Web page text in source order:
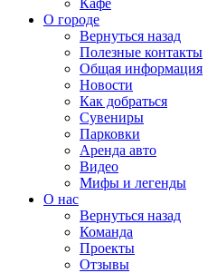
О городе
Вернуться назад
Полезные контакты
Общая информация
Новости
Как добраться
Сувениры
Парковки
Аренда авто
Видео
Мифы и легенды
О нас
Вернуться назад
Команда
Проекты
Отзывы